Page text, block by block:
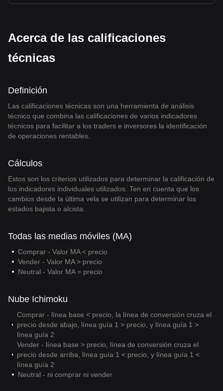
Acerca de las calificaciones
técnicas
Definición
Las calificaciones técnicas son una herramienta de análisis
técnico que combina las calificaciones de varios indicadores
técnicos para facilitar a los traders e inversores la identificación
de operaciones rentables.
Cálculos
Estos son los criterios utilizados para determinar la calificación de
los indicadores individuales utilizados. Ten en cuenta que los
cambios desde la última vela se utilizan para determinar los
estados bajista o alcista:
Todas las medias móviles (MA)
Comprar - Valor MA < precio
Vender - Valor MA > precio
Neutral - Valor MA = precio
Nube Ichimoku
Comprar - línea base < precio, la línea de conversión cruza el
precio desde abajo, línea guía 1 > precio, y línea guía 1 >
línea guía 2
Vender - línea base > precio, línea de conversión cruza el
precio desde arriba, línea guía 1 < precio, y línea guía 1 <
línea guía 2
Neutral - ni comprar ni vender